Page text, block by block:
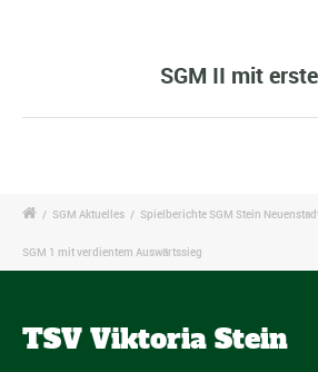
SGM II mit
/ SGM Aktuelles / Spielberichte SGM Stein
SGM 1 mit verdientem Auswärtssieg
TSV Viktoria Stein